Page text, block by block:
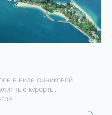
в виде финиковой
курорты,